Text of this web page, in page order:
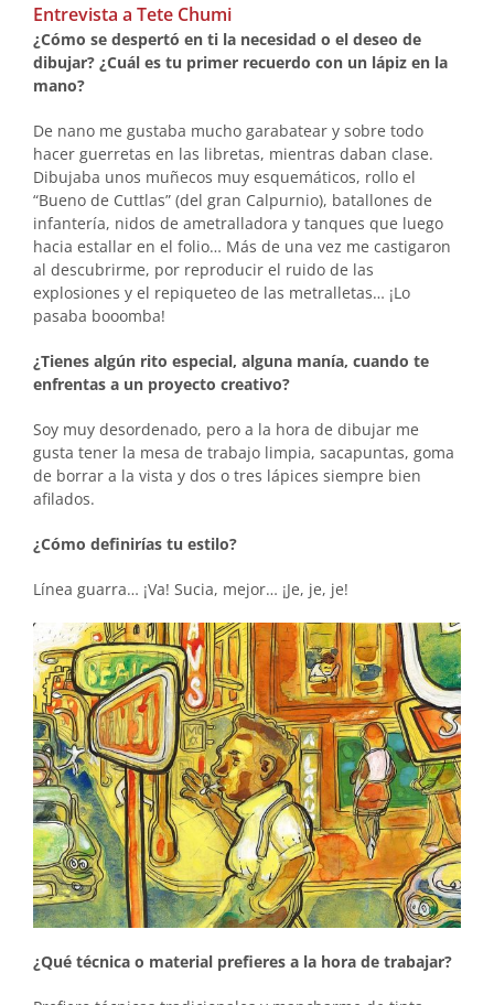
Entrevista a Tete Chumi
¿Cómo se despertó en ti la necesidad o el deseo de
dibujar? ¿Cuál es tu primer recuerdo con un lápiz en la
mano?
De nano me gustaba mucho garabatear y sobre todo
hacer guerretas en las libretas, mientras daban clase.
Dibujaba unos muñecos muy esquemáticos, rollo el
“Bueno de Cuttlas” (del gran Calpurnio), batallones de
infantería, nidos de ametralladora y tanques que luego
hacia estallar en el folio… Más de una vez me castigaron
al descubrirme, por reproducir el ruido de las
explosiones y el repiqueteo de las metralletas… ¡Lo
pasaba booomba!
¿Tienes algún rito especial, alguna manía, cuando te
enfrentas a un proyecto creativo?
Soy muy desordenado, pero a la hora de dibujar me
gusta tener la mesa de trabajo limpia, sacapuntas, goma
de borrar a la vista y dos o tres lápices siempre bien
afilados.
¿Cómo definirías tu estilo?
Línea guarra… ¡Va! Sucia, mejor… ¡Je, je, je!
¿Qué técnica o material prefieres a la hora de trabajar?